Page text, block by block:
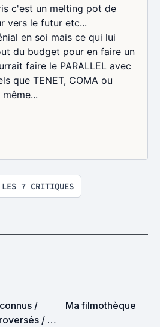
c'est un melting pot de
vers le futur etc...
en soi mais ce qui lui
du budget pour en faire un
faire le PARALLEL avec
que TENET, COMA ou
même...
7 CRITIQUES
/
/
Ma filmothèque